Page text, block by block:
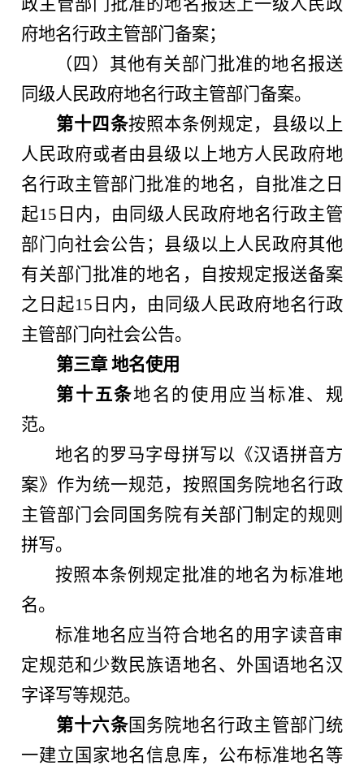
府地名行政主管部门备案；
（四）其他有关部门批准的地名报送
同级人民政府地名行政主管部门备案。
第十四条按照本条例规定，县级以上
人民政府或者由县级以上地方人民政府地
名行政主管部门批准的地名，自批准之日
起15日内，由同级人民政府地名行政主管
部门向社会公告；县级以上人民政府其他
有关部门批准的地名，自按规定报送备案
之日起15日内，由同级人民政府地名行政
主管部门向社会公告。
第三章 地名使用
第十五条地名的使用应当标准、规
范。
地名的罗马字母拼写以《汉语拼音方
案》作为统一规范，按照国务院地名行政
主管部门会同国务院有关部门制定的规则
拼写。
按照本条例规定批准的地名为标准地
名。
标准地名应当符合地名的用字读音审
定规范和少数民族语地名、外国语地名汉
字译写等规范。
第十六条国务院地名行政主管部门统
一建立国家地名信息库，公布标准地名等